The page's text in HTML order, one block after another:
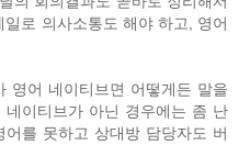
로 의사소통도 해야 하고, 영어
영어 네이티브면 어떻게든 말을
이티브가 아닌 경우에는 좀 난
를 못하고 상대방 담당자도 버